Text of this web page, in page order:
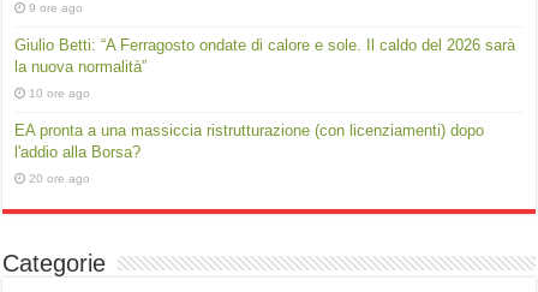
9 ore ago
Giulio Betti: “A Ferragosto ondate di calore e sole. Il caldo del 2026 sarà
la nuova normalità”
10 ore ago
EA pronta a una massiccia ristrutturazione (con licenziamenti) dopo
l'addio alla Borsa?
20 ore ago
Categorie